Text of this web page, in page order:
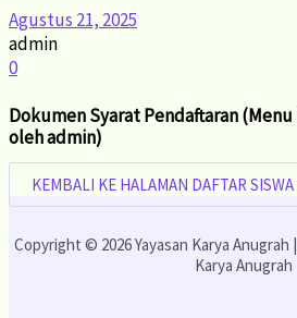
Agustus 21, 2025
admin
0
Dokumen Syarat Pendaftaran
oleh admin)
KEMBALI KE HALAMAN DAFTAR
Copyright © 2026 Yayasan Karya Anugrah
Karya Anugrah